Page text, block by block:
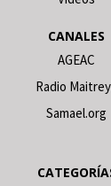
CANALES
AGEAC
Radio
Samael.org